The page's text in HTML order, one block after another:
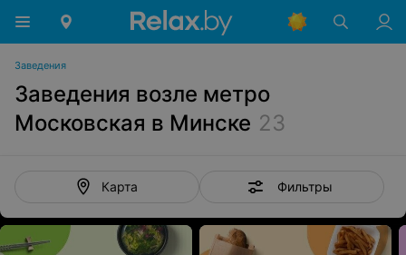
Заведения
Заведения возле метро
Московская в Минске 23
Карта Фильтры